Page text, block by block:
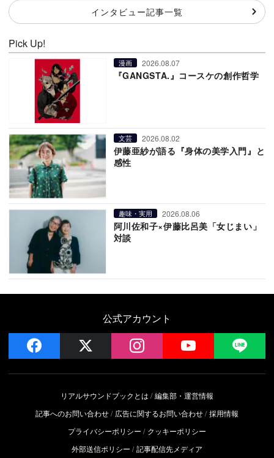
インタビュー記事一覧
Pick Up!
漫画 2026.08.07
『GANGSTA.』コースケの創作哲学
文芸 2026.08.02
伊藤亜紗が語る『身体の美学入門』と
感性
趣味・実用 2026.08.06
阿川佐和子×伊藤比呂美「女じまい」
対談
公式アカウント
facebook instagram YouTube
リアルサウンドブックとは
編集部・運営情報
記事へのお問い合わせ
広告に関するお問い合わせ 採用情報
プライバシーポリシー
クッキーポリシー
外部送信ポリシー
記事配信先メディア